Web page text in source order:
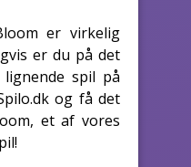
er virkelig
er du på det
spil på
og få det
et af vores